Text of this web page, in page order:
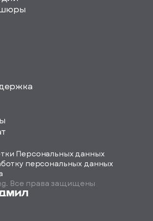
Персональных данных
персональных данных
Все права защищены